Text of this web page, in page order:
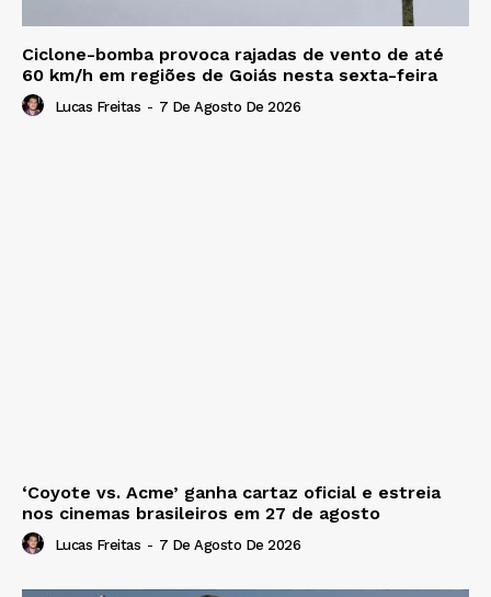
Ciclone-bomba provoca rajadas de vento de até
60 km/h em regiões de Goiás nesta sexta-feira
Lucas Freitas - 7 De Agosto De 2026
‘Coyote vs. Acme’ ganha cartaz oficial e estreia
nos cinemas brasileiros em 27 de agosto
Lucas Freitas - 7 De Agosto De 2026